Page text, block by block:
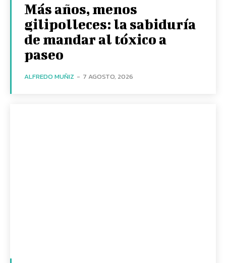
Más años, menos
gilipolleces: la sabiduría
de mandar al tóxico a
paseo
ALFREDO MUÑIZ - 7 AGOSTO, 2026